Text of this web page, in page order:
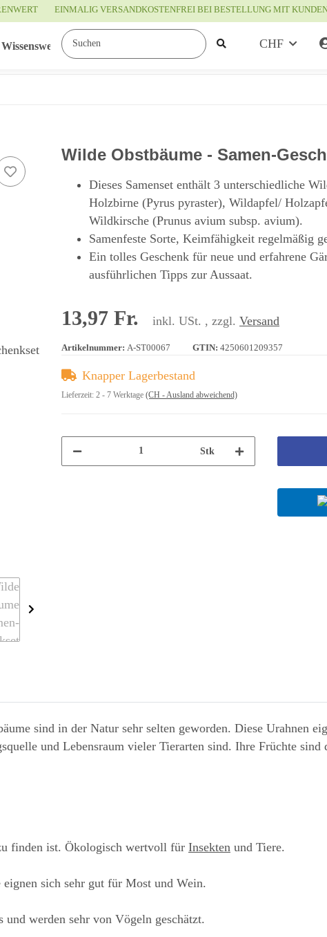
EINMALIG VERSANDKOSTENFREI BEI BESTELLUNG MIT
CHF
Wissenswertes
Wilde Obstbäume - Samen-
Dieses Samenset enthält 3 unterschiedliche
Holzbirne (Pyrus pyraster), Wildapfel/
Wildkirsche (Prunus avium subsp. avium).
Samenfeste Sorte, Keimfähigkeit regelmäßig
Ein tolles Geschenk für neue und erfahrene
ausführlichen Tipps zur Aussaat.
13,97 Fr. inkl. USt. , zzgl. Versand
Artikelnummer: A-ST00067 GTIN: 4250601209357
Knapper Lagerbestand
Lieferzeit: 2 - 7 Werktage (CH - Ausland abweichend)
Stk
sind in der Natur sehr selten geworden. Diese Urahnen
und Lebensraum vieler Tierarten sind. Ihre Früchte sind
finden ist. Ökologisch wertvoll für Insekten und Tiere.
sich sehr gut für Most und Wein.
werden sehr von Vögeln geschätzt.